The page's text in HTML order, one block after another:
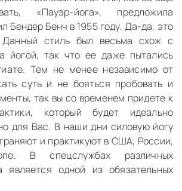
«Пауэр-йога», предложила
Бендер Бенч в 1955 году. Да-да, это
стиль был весьма схож с
йогой, так что ее даже пытались
Тем не менее независимо от
суть и не бояться пробовать и
так вы со временем придете к
который будет идеально
для Вас. В наши дни силовую йогу
и практикуют в США, России,
В спецслужбах различных
является одной из обязательных